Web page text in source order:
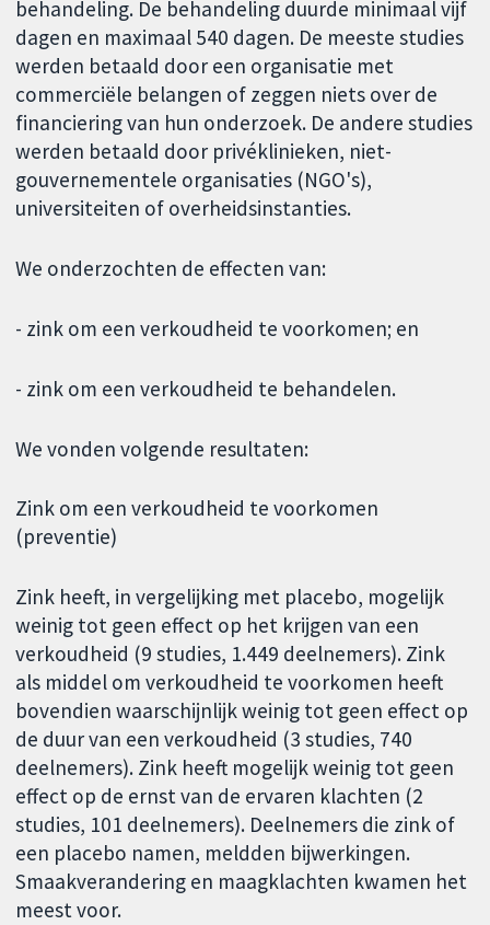
behandeling. De behandeling duurde minimaal vijf
dagen en maximaal 540 dagen. De meeste studies
werden betaald door een organisatie met
commerciële belangen of zeggen niets over de
financiering van hun onderzoek. De andere studies
werden betaald door privéklinieken, niet-
gouvernementele organisaties (NGO's),
universiteiten of overheidsinstanties.
We onderzochten de effecten van:
- zink om een verkoudheid te voorkomen; en
- zink om een verkoudheid te behandelen.
We vonden volgende resultaten:
Zink om een verkoudheid te voorkomen
(preventie)
Zink heeft, in vergelijking met placebo, mogelijk
weinig tot geen effect op het krijgen van een
verkoudheid (9 studies, 1.449 deelnemers). Zink
als middel om verkoudheid te voorkomen heeft
bovendien waarschijnlijk weinig tot geen effect op
de duur van een verkoudheid (3 studies, 740
deelnemers). Zink heeft mogelijk weinig tot geen
effect op de ernst van de ervaren klachten (2
studies, 101 deelnemers). Deelnemers die zink of
een placebo namen, meldden bijwerkingen.
Smaakverandering en maagklachten kwamen het
meest voor.